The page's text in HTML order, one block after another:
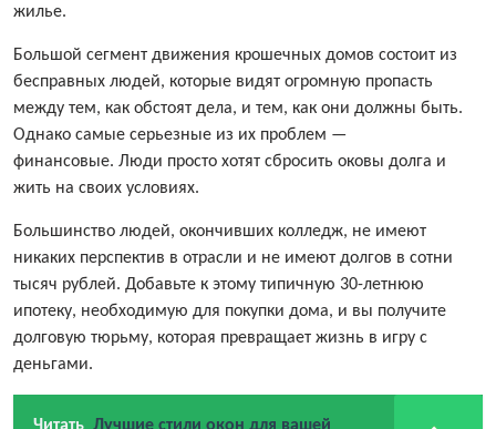
жилье.
Большой сегмент движения крошечных домов состоит из
бесправных людей, которые видят огромную пропасть
между тем, как обстоят дела, и тем, как они должны быть.
Однако самые серьезные из их проблем —
финансовые. Люди просто хотят сбросить оковы долга и
жить на своих условиях.
Большинство людей, окончивших колледж, не имеют
никаких перспектив в отрасли и не имеют долгов в сотни
тысяч рублей. Добавьте к этому типичную 30-летнюю
ипотеку, необходимую для покупки дома, и вы получите
долговую тюрьму, которая превращает жизнь в игру с
деньгами.